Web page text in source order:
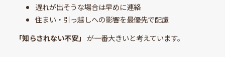
遅れが出そうな場合は早めに連絡
住まい・引っ越しへの影響を最優先で配慮
「知らされない不安」 が一番大きいと考えています。